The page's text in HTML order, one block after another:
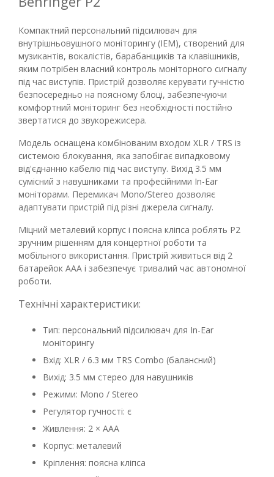
Компактний персональний підсилювач для
внутрішньовушного моніторингу (IEM), створений для
музикантів, вокалістів, барабанщиків та клавішників,
яким потрібен власний контроль моніторного сигналу
під час виступів. Пристрій дозволяє керувати гучністю
безпосередньо на поясному блоці, забезпечуючи
комфортний моніторинг без необхідності постійно
звертатися до звукорежисера.
Модель оснащена комбінованим входом XLR / TRS із
системою блокування, яка запобігає випадковому
від'єднанню кабелю під час виступу. Вихід 3.5 мм
сумісний з навушниками та професійними In-Ear
моніторами. Перемикач Mono/Stereo дозволяє
адаптувати пристрій під різні джерела сигналу.
Міцний металевий корпус і поясна кліпса роблять P2
зручним рішенням для концертної роботи та
мобільного використання. Пристрій живиться від 2
батарейок AAA і забезпечує тривалий час автономної
роботи.
Технічні характеристики:
Тип: персональний підсилювач для In-Ear
моніторингу
Вхід: XLR / 6.3 мм TRS Combo (балансний)
Вихід: 3.5 мм стерео для навушників
Режими: Mono / Stereo
Регулятор гучності: є
Живлення: 2 × AAA
Корпус: металевий
Кріплення: поясна кліпса